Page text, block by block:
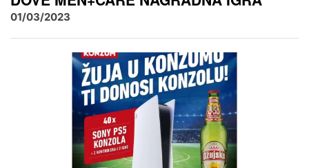
01/03/2023